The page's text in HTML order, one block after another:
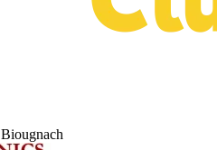
Biougnach